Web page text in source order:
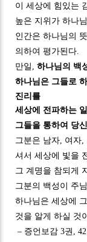
이 세상에 힘있는
높은 지위가 하나
인간은 하나님 의
의하여 평가된다
만일
,하나님의 백
하나님은 그들로
진리를
세상에 전파하는
그들을 통하여 당
그분은 남자 여자
셔서세상에 빛 을
그 계명을 참되게
그분의 백성이 주
하나님은 세상에
것을 알게 하실 것
– 증언보감3권 ,